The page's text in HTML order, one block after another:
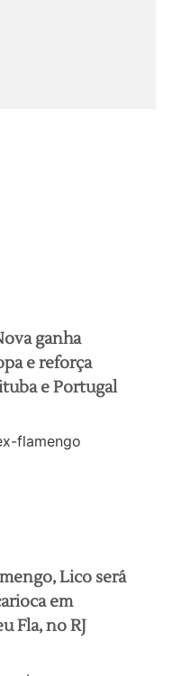
ganha
e reforça
e Portugal
Lico será
em
Fla, no RJ